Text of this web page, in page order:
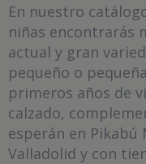
En nuestro
niñas encontrarás
actual y gran
pequeño o
primeros años de
calzado,
esperán en
Valladolid y con